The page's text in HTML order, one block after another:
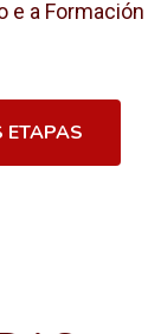
e a Formación
ETAPAS